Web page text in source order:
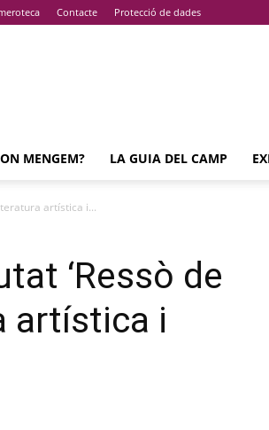
Contacte Protecció de dades
ON MENGEM? LA GUIA DEL CAMP
artística i...
‘Ressò de
artística i